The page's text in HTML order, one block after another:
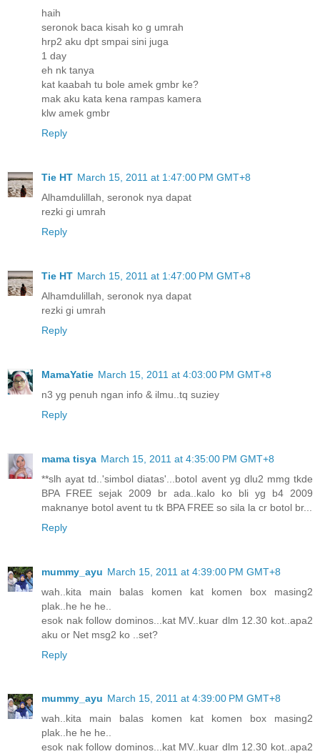
haih
seronok baca kisah ko g umrah
hrp2 aku dpt smpai sini juga
1 day
eh nk tanya
kat kaabah tu bole amek gmbr ke?
mak aku kata kena rampas kamera
klw amek gmbr
Reply
Tie HT March 15, 2011 at 1:47:00 PM GMT+8
Alhamdulillah, seronok nya dapat
rezki gi umrah
Reply
Tie HT March 15, 2011 at 1:47:00 PM GMT+8
Alhamdulillah, seronok nya dapat
rezki gi umrah
Reply
MamaYatie March 15, 2011 at 4:03:00 PM GMT+8
n3 yg penuh ngan info & ilmu..tq suziey
Reply
mama tisya March 15, 2011 at 4:35:00 PM GMT+8
**slh ayat td..'simbol diatas'...botol avent yg dlu2 mmg tkde
BPA FREE sejak 2009 br ada..kalo ko bli yg b4 2009
maknanye botol avent tu tk BPA FREE so sila la cr botol br...
Reply
mummy_ayu March 15, 2011 at 4:39:00 PM GMT+8
wah..kita main balas komen kat komen box masing2
plak..he he he..
esok nak follow dominos...kat MV..kuar dlm 12.30 kot..apa2
aku or Net msg2 ko ..set?
Reply
mummy_ayu March 15, 2011 at 4:39:00 PM GMT+8
wah..kita main balas komen kat komen box masing2
plak..he he he..
esok nak follow dominos...kat MV..kuar dlm 12.30 kot..apa2